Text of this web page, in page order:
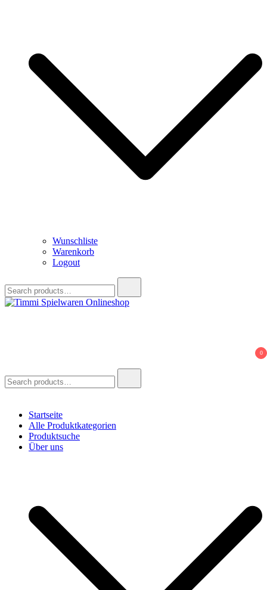
Wunschliste
Warenkorb
Logout
for:
0
for:
Startseite
Alle Produktkategorien
Produktsuche
Über uns